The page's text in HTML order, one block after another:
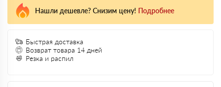
Быстрая доставка
Возврат товара 14 дней
Резка и распил
Нашли дешевле? Снизим цену! Подробнее